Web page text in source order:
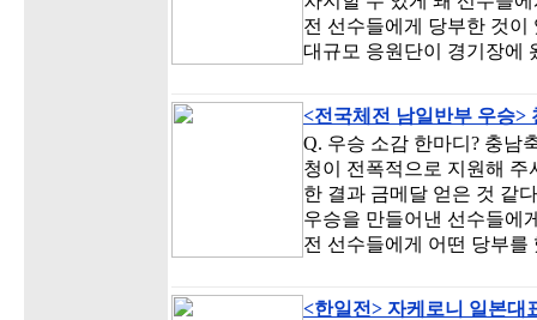
전 선수들에게 당부한 것이
대규모 응원단이 경기장에
<전국체전 남일반부 우승>
Q. 우승 소감 한마디? 충남
청이 전폭적으로 지원해
한 결과 금메달 얻은 것 같
우승을 만들어낸 선수들에
전 선수들에게 어떤 당부
<한일전> 자케로니 일본대